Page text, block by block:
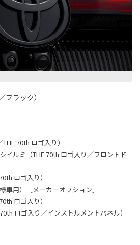
ブラック）
70th ロゴ入り）
イルミ（THE 70th ロゴ入り／フロントド
ロゴ入り）
車用）［メーカーオプション］
ロゴ入り）
ロゴ入り／インストルメントパネル）